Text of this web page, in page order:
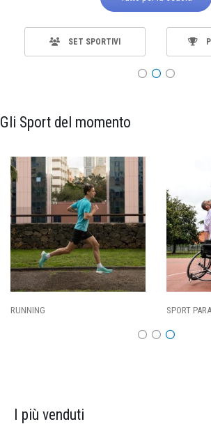
SET SPORTIVI
Gli Sport del momento
SPORT PARALIMPICI
I più venduti